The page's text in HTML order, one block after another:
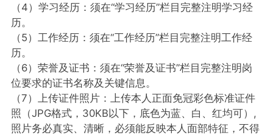
（4）学习经历：须在“学习经历”栏目完整注明学习经
历。
（5）工作经历：须在“工作经历”栏目完整注明工作经
历。
（6）荣誉及证书：须在“荣誉及证书”栏目完整注明岗
位要求的证书名称及关键信息。
（7）上传证件照片：上传本人正面免冠彩色标准证件
照（JPG格式，30KB以下，底色为蓝、白、红均可）,
照片务必真实、清晰，必须能反映本人面部特征，不得